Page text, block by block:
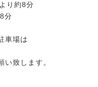
り約8分
分
車場は
致します。